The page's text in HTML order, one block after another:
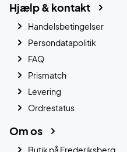
Hjælp & kontakt
Handelsbetingelser
Persondatapolitik
FAQ
Prismatch
Levering
Ordrestatus
Om os